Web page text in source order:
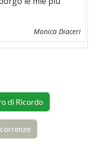
Monica Diaceri
di Ricordo